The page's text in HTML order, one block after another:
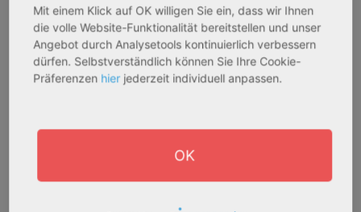
Mietrenditen mit z.B. 3,20 % als Grundlage
bilden mit der steuerfreien
Verkaufsmöglichkeit nach 10 Jahren ein
spannendes Objekt für Einzelinvestoren
Mit einem Klick auf OK willigen Sie ein, dass wir Ihnen
die volle Website-Funktionalität bereitstellen und unser
Angebot durch Analysetools kontinuierlich verbessern
dürfen. Selbstverständlich können Sie Ihre Cookie-
Präferenzen hier jederzeit individuell anpassen.
OK